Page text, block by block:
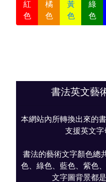
紅
色
橘
色
黃
色
綠
色
書法英文藝
本網站內所轉換出來的
支援英文字
書法的藝術文字顏色總
色、綠色、藍色、紫色
文字圖背景都